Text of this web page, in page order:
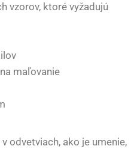
vzorov, ktoré vyžadujú
maľovanie
odvetviach, ako je umenie,